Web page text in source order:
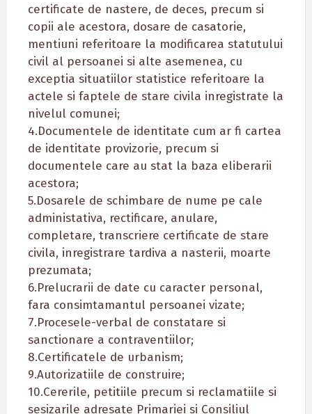
certificate de nastere, de deces, precum si
copii ale acestora, dosare de casatorie,
mentiuni referitoare la modificarea statutului
civil al persoanei si alte asemenea, cu
exceptia situatiilor statistice referitoare la
actele si faptele de stare civila inregistrate la
nivelul comunei;
4.Documentele de identitate cum ar fi cartea
de identitate provizorie, precum si
documentele care au stat la baza eliberarii
acestora;
5.Dosarele de schimbare de nume pe cale
administativa, rectificare, anulare,
completare, transcriere certificate de stare
civila, inregistrare tardiva a nasterii, moarte
prezumata;
6.Prelucrarii de date cu caracter personal,
fara consimtamantul persoanei vizate;
7.Procesele-verbal de constatare si
sanctionare a contraventiilor;
8.Certificatele de urbanism;
9.Autorizatiile de construire;
10.Cererile, petitiile precum si reclamatiile si
sesizarile adresate Primariei si Consiliul